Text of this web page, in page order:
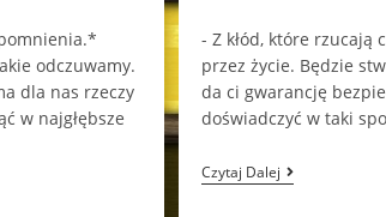
odczuwamy.
dla nas rzeczy
w najgłębsze
- Z kłód, które
przez życie. Będzie
da ci gwarancję
doświadczyć w taki
Czytaj Dalej Mój
Aniele